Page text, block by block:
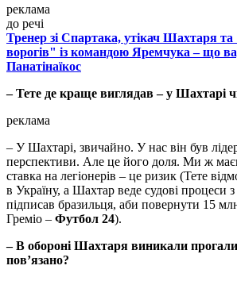
реклама
до речі
Тренер зі Спартака, утікач Шахтаря та
ворогів" із командою Яремчука – що
Панатінаїкос
– Тете де краще виглядав – у Шахтарі
реклама
– У Шахтарі, звичайно. У нас він був
перспективи. Але це його доля. Ми ж
ставка на легіонерів – це ризик (Тете
в Україну, а Шахтар веде судові процеси
підписав бразильця, аби повернути 15
Греміо – Футбол 24).
– В обороні Шахтаря виникали
пов’язано?